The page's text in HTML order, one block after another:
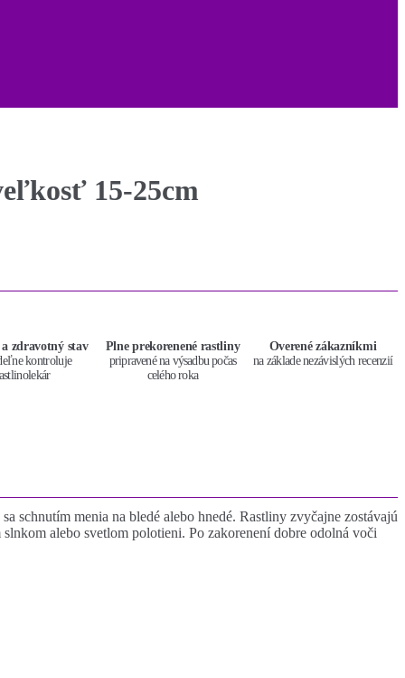
15-25cm
zdravotný stav
kontroluje
Plne prekorenené rastliny
pripravené na výsadbu počas
celého roka
Overené zákazníkmi
na základe nezávislých recenzií
schnutím menia na bledé alebo hnedé. Rastliny zvyčajne zostávajú
alebo svetlom polotieni. Po zakorenení dobre odolná voči